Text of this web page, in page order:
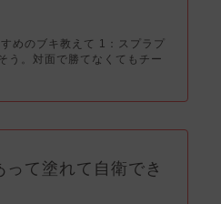
めのブキ教えて 1：スプラプ
う。対面で勝てなくてもチー
って塗れて自衛でき